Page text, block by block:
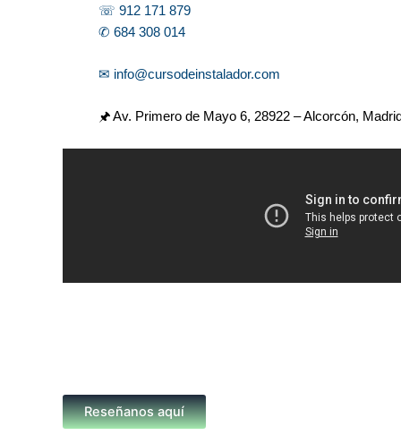
☏ 912 171 879
✆ 684 308 014
✉ info@cursodeinstalador.com
🖈 Av. Primero de Mayo 6, 28922 – Alcorcón,
Reseñanos aquí